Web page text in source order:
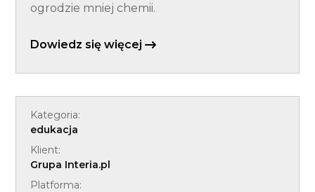
ogrodzie mniej chemii.
Dowiedz się więcej
Kategoria:
edukacja
Klient:
Grupa Interia.pl
Platforma: